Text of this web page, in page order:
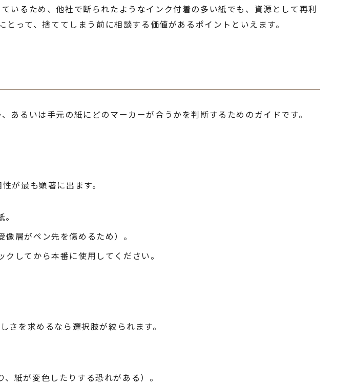
いるため、他社で断られたようなインク付着の多い紙でも、資源として再利
って、捨ててしまう前に相談する価値があるポイントといえます。
るいは手元の紙にどのマーカーが合うかを判断するためのガイドです。
が最も顕著に出ます。
層がペン先を傷めるため）。
してから本番に使用してください。
さを求めるなら選択肢が絞られます。
紙が変色したりする恐れがある）。